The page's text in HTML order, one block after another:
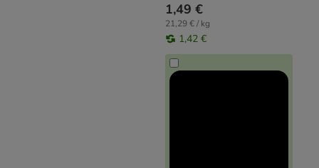
1,49 €
21,29 € / kg
1,42 €